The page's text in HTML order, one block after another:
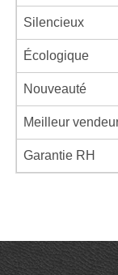
Silencieux
Écologique
Nouveauté
Meilleur
Garantie RH